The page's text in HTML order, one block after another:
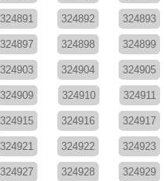
324891 324892 324893
324897 324898 324899
324903 324904 324905
324909 324910 324911
324915 324916 324917
324921 324922 324923
324927 324928 324929